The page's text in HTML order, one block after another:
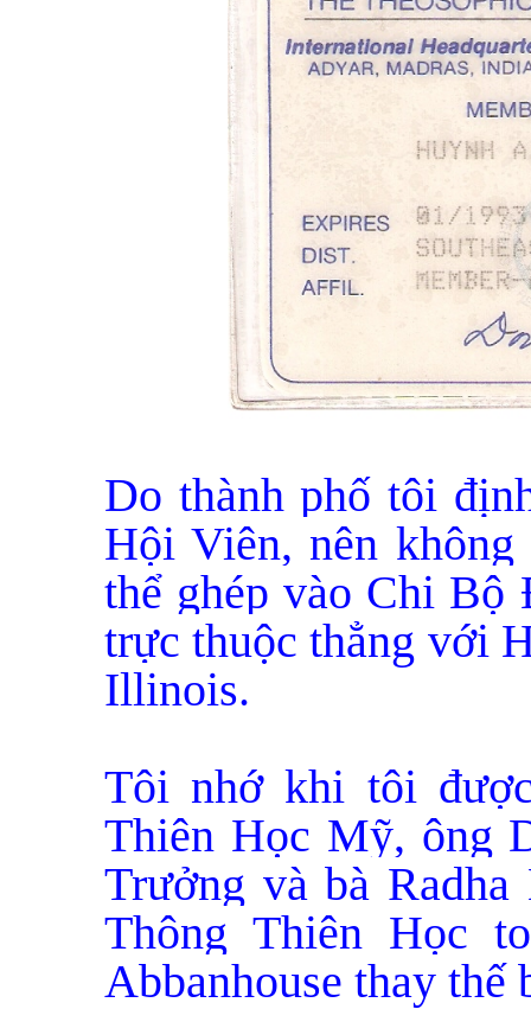
Do thành phố tôi
Hội Viên, nên
thể ghép vào Chi
trực thuộc thẳng với
Illinois.
Tôi nhớ khi tôi
Thiên Học Mỹ, ông
Trưởng và bà
Thông Thiên Học
Abbanhouse thay thế